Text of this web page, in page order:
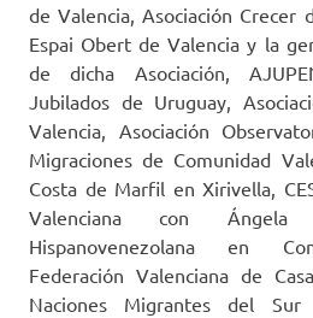
de Valencia, Asociación Crecer
Espai Obert de Valencia y la
de dicha Asociación,
Jubilados de Uruguay,
Valencia, Asociación
Migraciones de Comunidad
Costa de Marfil en Xirivella,
Valenciana con Ángela
Hispanovenezolana en
Federación Valenciana de
Naciones Migrantes del Sur